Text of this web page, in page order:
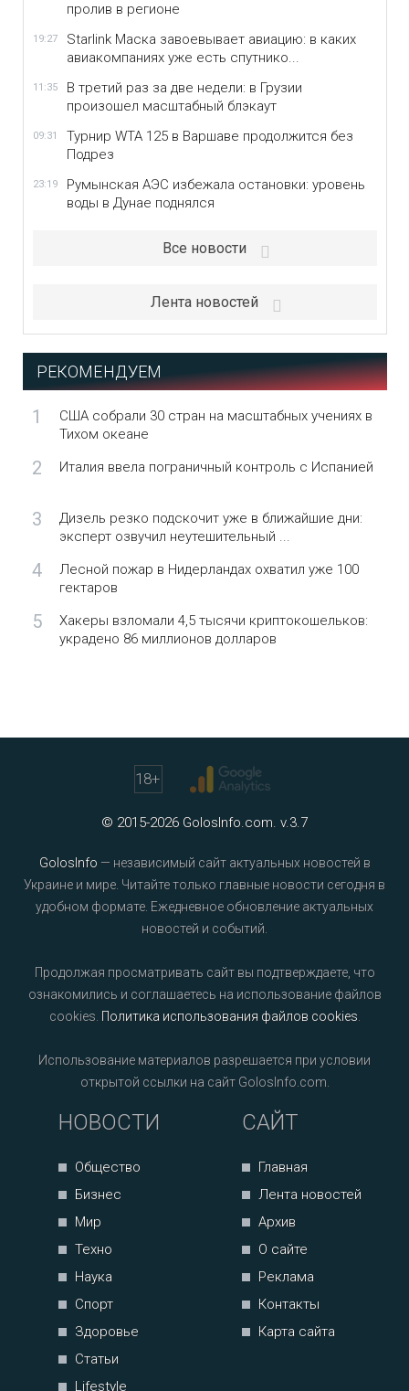
пролив в регионе
19:27
Starlink Маска завоевывает авиацию: в каких
авиакомпаниях уже есть спутнико...
11:35
В третий раз за две недели: в Грузии
произошел масштабный блэкаут
09:31
Турнир WTA 125 в Варшаве продолжится без
Подрез
23:19
Румынская АЭС избежала остановки: уровень
воды в Дунае поднялся
Все новости
Лента новостей
РЕКОМЕНДУЕМ
1
США собрали 30 стран на масштабных учениях в
Тихом океане
2 Италия ввела пограничный контроль с Испанией
3
Дизель резко подскочит уже в ближайшие дни:
эксперт озвучил неутешительный ...
4
Лесной пожар в Нидерландах охватил уже 100
гектаров
5
Хакеры взломали 4,5 тысячи криптокошельков:
украдено 86 миллионов долларов
18+
© 2015-2026 GolosInfo.com. v.3.7
GolosInfo — независимый сайт актуальных новостей в
Украине и мире. Читайте только главные новости сегодня в
удобном формате. Ежедневное обновление актуальных
новостей и событий.
Продолжая просматривать сайт вы подтверждаете, что
ознакомились и соглашаетесь на использование файлов
cookies. Политика использования файлов cookies
Использование материалов разрешается при условии
открытой ссылки на сайт GolosInfo.com.
НОВОСТИ
Общество
Бизнес
Мир
Техно
Наука
Спорт
Здоровье
Статьи
Lifestyle
САЙТ
Главная
Лента новостей
Архив
О сайте
Реклама
Контакты
Карта сайта